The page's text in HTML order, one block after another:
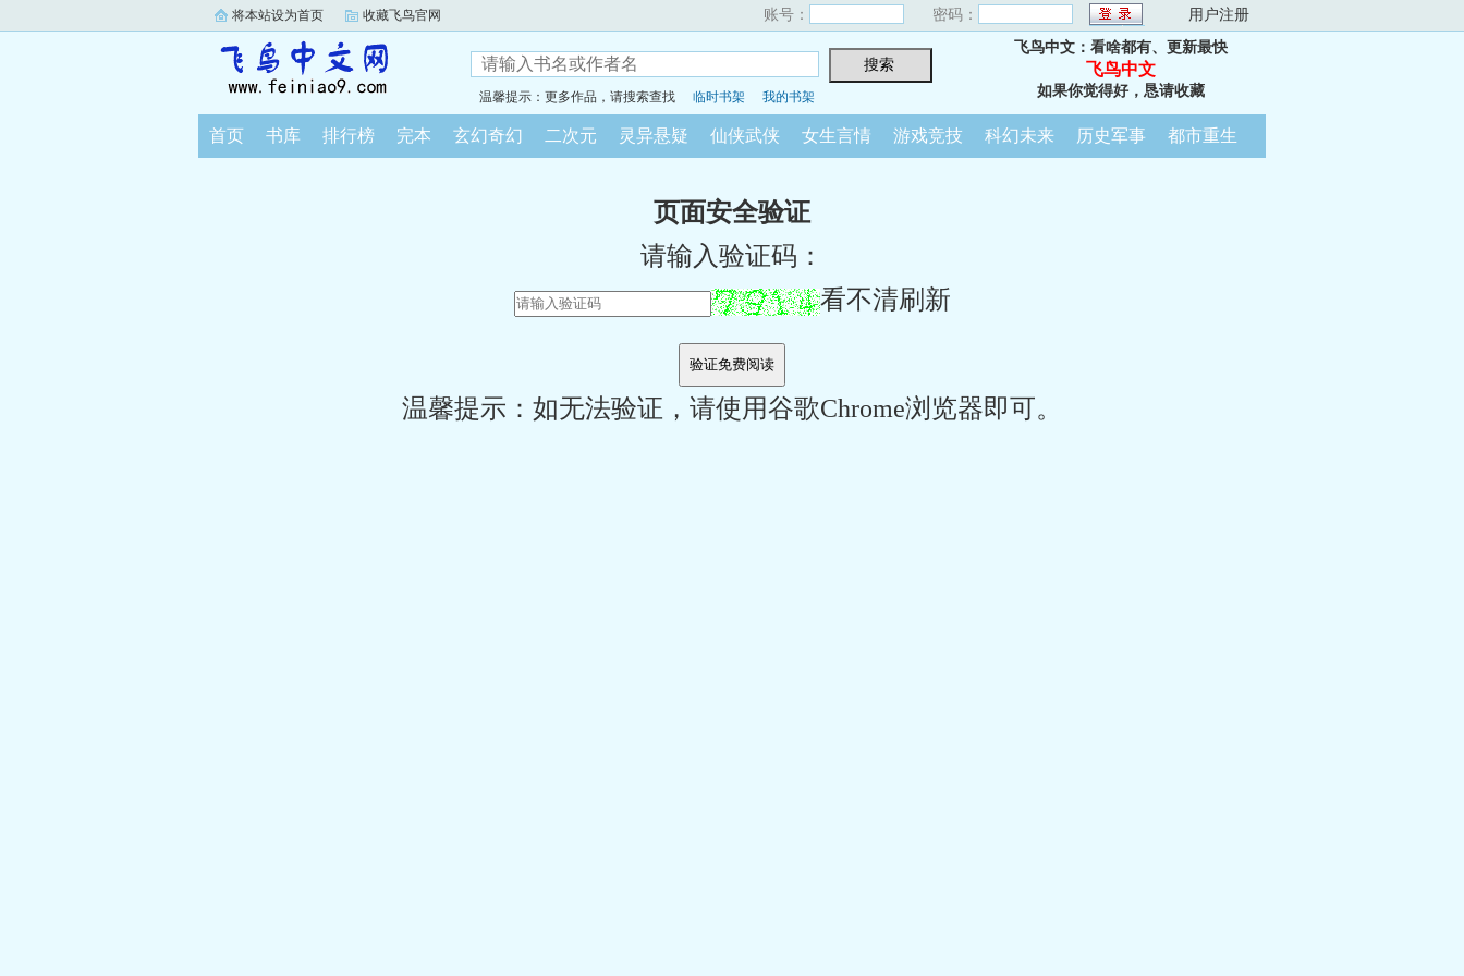
将本站设为首页 收藏飞鸟官网 账号： 密码： 用户注册
温馨提示：更多作品，请搜索查找 临时书架 我的书架
飞鸟中文：看啥都有、更新最快
飞鸟中文
如果你觉得好，恳请收藏
首页 书库 排行榜 完本 玄幻奇幻 二次元 灵异悬疑 仙侠武侠 女生言情 游戏竞技 科幻未来 历史军事 都市重生
页面安全验证
请输入验证码：
看不清刷新
温馨提示：如无法验证，请使用谷歌Chrome浏览器即可。